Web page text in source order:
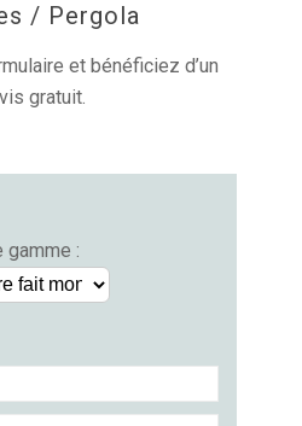
/ Pergola
et bénéficiez d’un
gratuit.
: